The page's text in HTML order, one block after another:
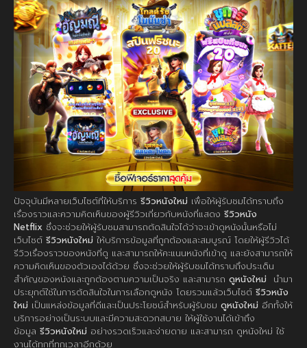
ปัจจุบันมีหลายเว็บไซต์ที่ให้บริการ รีวิวหนังใหม่ เพื่อให้ผู้รับชมได้ทราบถึง
เรื่องราวและความคิดเห็นของผู้รีวิวเกี่ยวกับหนังที่แสดง รีวิวหนัง
Netflix ซึ่งจะช่วยให้ผู้รับชมสามารถตัดสินใจได้ว่าจะเข้าดูหนังนั้นหรือไม่
เว็บไซต์ รีวิวหนังใหม่ ให้บริการข้อมูลที่ถูกต้องและสมบูรณ์ โดยให้ผู้รีวิวได้
รีวิวเรื่องราวของหนังที่ดู และสามารถให้คะแนนหนังที่เข้าดู และยังสามารถให้
ความคิดเห็นของตัวเองได้ด้วย ซึ่งจะช่วยให้ผู้รับชมได้ทราบถึงประเด็น
สำคัญของหนังและถูกต้องตามความเป็นจริง และสามารถ ดูหนังใหม่ นำมา
ประยุกต์ใช้ในการตัดสินใจในการเลือกดูหนัง โดยรวมแล้วเว็บไซต์ รีวิวหนัง
ใหม่ เป็นแหล่งข้อมูลที่ดีและเป็นประโยชน์สำหรับผู้รับชม ดูหนังใหม่ อีกทั้งให้
บริการอย่างเป็นระบบและมีความสะดวกสบาย ให้ผู้ใช้งานได้เข้าถึง
ข้อมูล รีวิวหนังใหม่ อย่างรวดเร็วและง่ายดาย และสามารถ ดูหนังใหม่ ใช้
งานได้ทุกที่ทุกเวลาอีกด้วย